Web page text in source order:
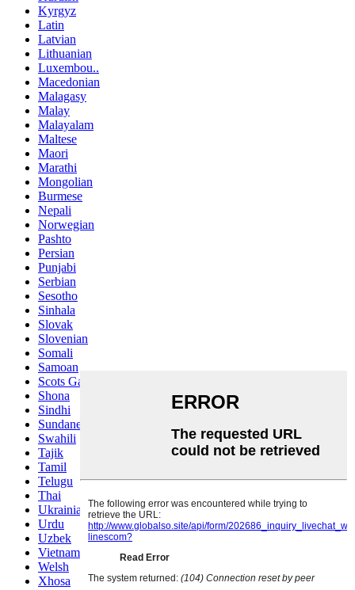
Kyrgyz
Latin
Latvian
Lithuanian
Luxembou..
Macedonian
Malagasy
Malay
Malayalam
Maltese
Maori
Marathi
Mongolian
Burmese
Nepali
Norwegian
Pashto
Persian
Punjabi
Serbian
Sesotho
Sinhala
Slovak
Slovenian
Somali
Samoan
Scots Gaelic
Shona
Sindhi
Sundanese
Swahili
Tajik
Tamil
Telugu
Thai
Ukrainian
Urdu
Uzbek
Vietnamese
Welsh
Xhosa